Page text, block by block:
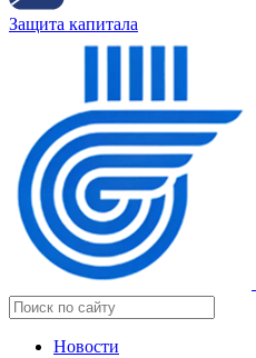
Защита капитала
Новости